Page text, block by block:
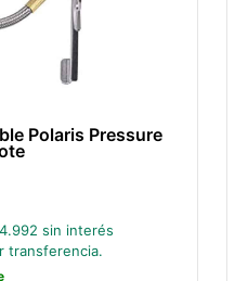
Polaris Pressure
4.992 sin interés
transferencia.